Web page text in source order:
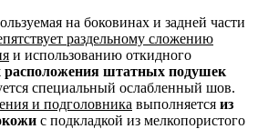
на боковинах и задней части
раздельному сложению
и использованию откидного
расположения штатных подушек
специальный ослабленный шов.
и подголовника выполняется из
с подкладкой из мелкопористого